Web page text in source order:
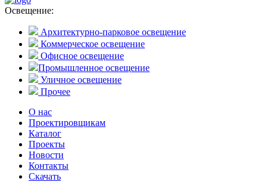
Освещение:
Архитектурно-парковое освещение
Коммерческое освещение
Офисное освещение
Промышленное освещение
Уличное освещение
Прочее
О нас
Проектировщикам
Каталог
Проекты
Новости
Контакты
Скачать